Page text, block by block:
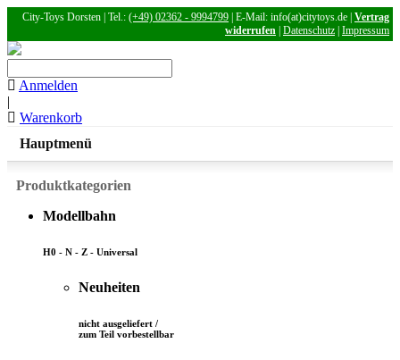
City-Toys Dorsten | Tel.: (+49) 02362 - 9994799 | E-Mail: info(at)citytoys.de | Vertrag
widerrufen Datenschutz Impressum
Anmelden
|
Warenkorb
Hauptmenü
Produktkategorien
Modellbahn
H0 - N - Z - Universal
Neuheiten
nicht ausgeliefert /
zum Teil vorbestellbar